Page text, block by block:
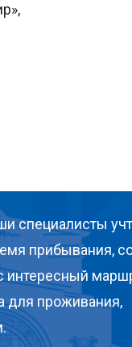
специалисты
прибывания,
интересный
для проживания,